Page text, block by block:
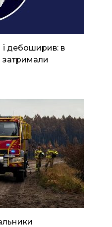
дебоширив: в
затримали